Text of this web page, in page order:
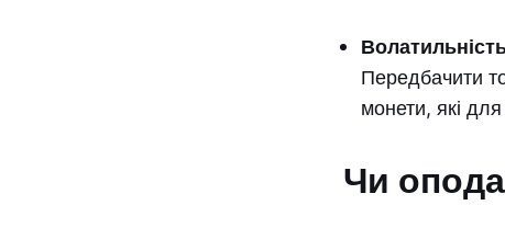
Передбачити
монети, які
Чи